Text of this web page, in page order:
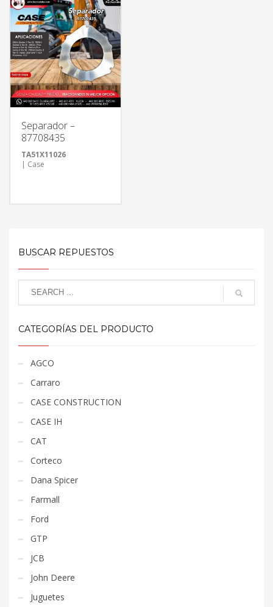
Separador –
87708435
TA51X11026
| Case
BUSCAR REPUESTOS
CATEGORÍAS DEL PRODUCTO
AGCO
Carraro
CASE CONSTRUCTION
CASE IH
CAT
Corteco
Dana Spicer
Farmall
Ford
GTP
JCB
John Deere
Juguetes